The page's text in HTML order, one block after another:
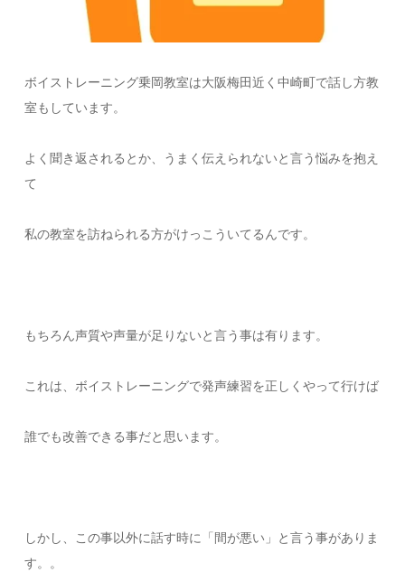
ボイストレーニング乗岡教室は大阪梅田近く中崎町で話し方教
室もしています。
よく聞き返されるとか、うまく伝えられないと言う悩みを抱え
て
私の教室を訪ねられる方がけっこういてるんです。
もちろん声質や声量が足りないと言う事は有ります。
これは、ボイストレーニングで発声練習を正しくやって行けば
誰でも改善できる事だと思います。
しかし、この事以外に話す時に「間が悪い」と言う事がありま
す。。